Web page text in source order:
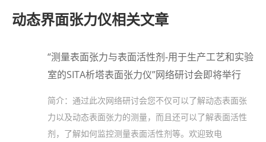
动态界面张力仪相关文章
“测量表面张力与表面活性剂-用于生产工艺和实验
室的SITA析塔表面张力仪”网络研讨会即将举行
简介： 通过此次网络研讨会您不仅可以了解动态表面张
力以及动态表面张力的测量，而且还可以了解表面活性
剂，了解如何监控测量表面活性剂等。欢迎致电